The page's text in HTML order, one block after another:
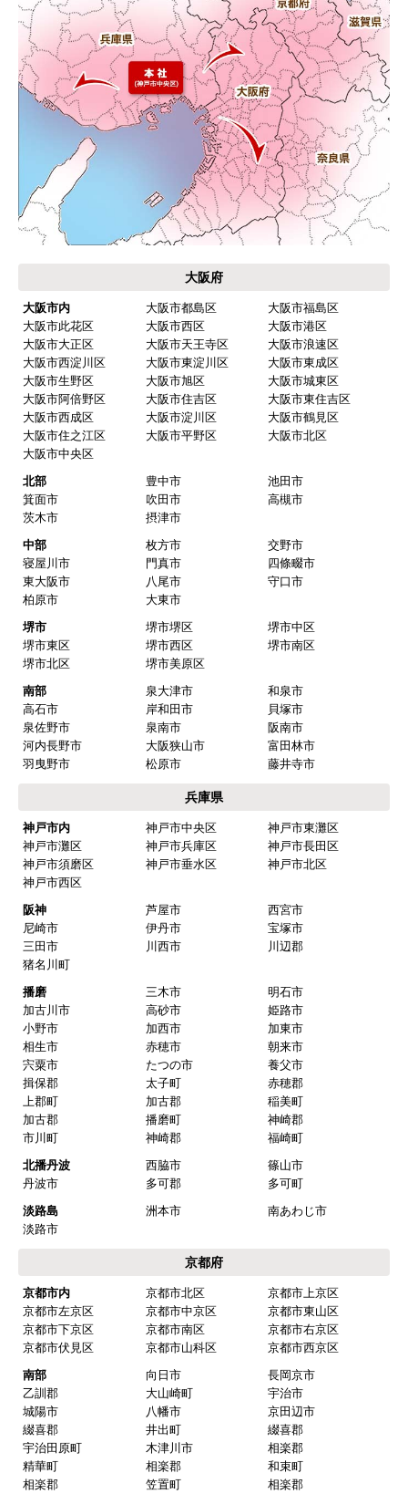
大阪府
大阪市内 大阪市都島区
大阪市福島区
大阪市此花区
大阪市西区
大阪市港区
大阪市大正区
大阪市天王寺区
大阪市浪速区
大阪市西淀川区
大阪市東淀川区
大阪市東成区
大阪市生野区
大阪市旭区
大阪市城東区
大阪市阿倍野区
大阪市住吉区
大阪市東住吉区
大阪市西成区
大阪市淀川区
大阪市鶴見区
大阪市住之江区
大阪市平野区
大阪市北区
大阪市中央区
北部
豊中市
池田市
箕面市
吹田市
高槻市
茨木市
摂津市
中部
枚方市
交野市
寝屋川市
門真市
四條畷市
東大阪市
八尾市
守口市
柏原市
大東市
堺市
堺市堺区
堺市中区
堺市東区
堺市西区
堺市南区
堺市北区
堺市美原区
南部
泉大津市
和泉市
高石市
岸和田市
貝塚市
泉佐野市
泉南市
阪南市
河内長野市
大阪狭山市
富田林市
羽曳野市
松原市 藤井寺市
兵庫県
神戸市内 神戸市中央区
神戸市東灘区
神戸市灘区
神戸市兵庫区
神戸市長田区
神戸市須磨区
神戸市垂水区
神戸市北区
神戸市西区
阪神
芦屋市
西宮市
尼崎市
伊丹市
宝塚市
三田市
川西市
川辺郡
猪名川町
播磨
三木市
明石市
加古川市
高砂市
姫路市
小野市
加西市
加東市
相生市
赤穂市
朝来市
宍粟市
たつの市
養父市
揖保郡
太子町
赤穂郡
上郡町
加古郡
稲美町
加古郡
播磨町
神崎郡
市川町
神崎郡
福崎町
北播丹波
西脇市
篠山市
丹波市
多可郡
多可町
淡路島
洲本市
南あわじ市
淡路市
京都府
京都市内 京都市北区
京都市上京区
京都市左京区
京都市中京区
京都市東山区
京都市下京区
京都市南区
京都市右京区
京都市伏見区
京都市山科区
京都市西京区
南部
向日市
長岡京市
乙訓郡
大山崎町
宇治市
城陽市
八幡市
京田辺市
綴喜郡
井出町
綴喜郡
宇治田原町
木津川市
相楽郡
精華町
相楽郡
和束町
相楽郡
笠置町
相楽郡